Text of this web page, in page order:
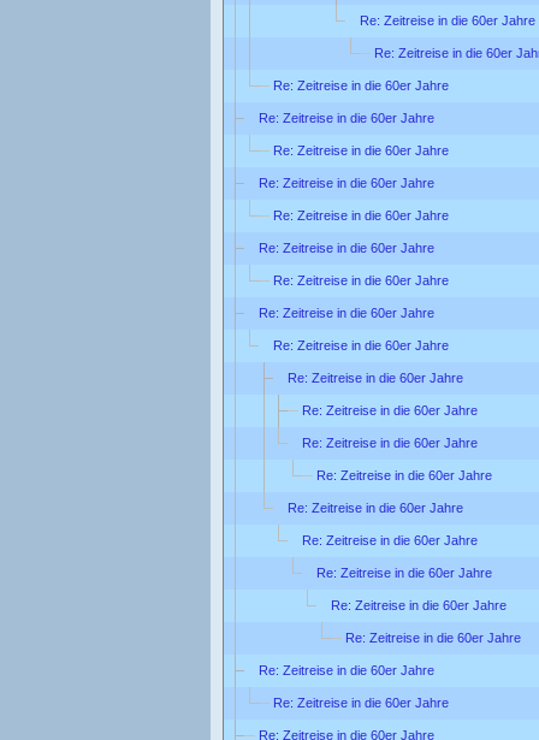
Re: Zeitreise in die 60er Jahre
Re: Zeitreise in die 60er
Re: Zeitreise in die 60er Jahre
Re: Zeitreise in die 60er Jahre
Re: Zeitreise in die 60er Jahre
Re: Zeitreise in die 60er Jahre
Re: Zeitreise in die 60er Jahre
Re: Zeitreise in die 60er Jahre
Re: Zeitreise in die 60er Jahre
Re: Zeitreise in die 60er Jahre
Re: Zeitreise in die 60er Jahre
Re: Zeitreise in die 60er Jahre
Re: Zeitreise in die 60er Jahre
Re: Zeitreise in die 60er Jahre
Re: Zeitreise in die 60er Jahre
Re: Zeitreise in die 60er Jahre
Re: Zeitreise in die 60er Jahre
Re: Zeitreise in die 60er Jahre
Re: Zeitreise in die 60er Jahre
Re: Zeitreise in die 60er Jahre
Re: Zeitreise in die 60er Jahre
Re: Zeitreise in die 60er Jahre
Re: Zeitreise in die 60er Jahre